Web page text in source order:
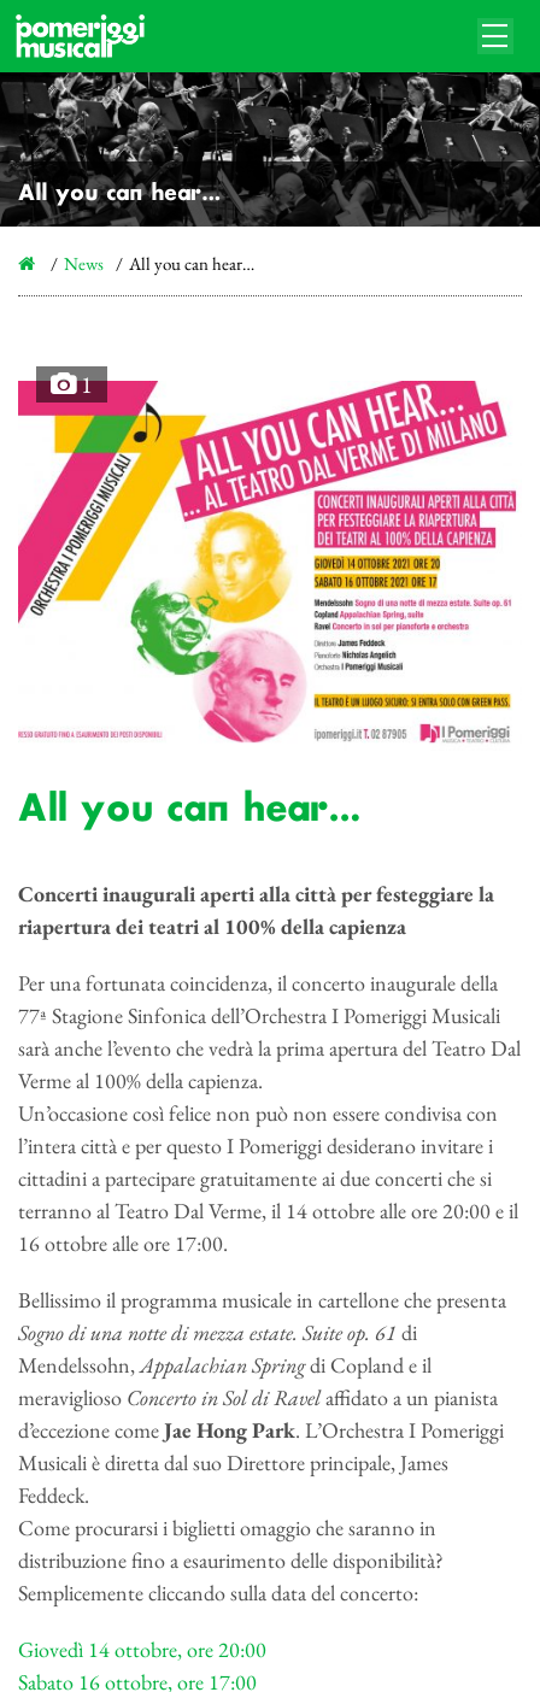
All you can hear…
News All you can hear…
1
All you can hear…
Concerti inaugurali aperti alla città per festeggiare la
riapertura dei teatri al 100% della capienza
Per una fortunata coincidenza, il concerto inaugurale della
77ª Stagione Sinfonica dell’Orchestra I Pomeriggi Musicali
sarà anche l’evento che vedrà la prima apertura del Teatro Dal
Verme al 100% della capienza.
Un’occasione così felice non può non essere condivisa con
l’intera città e per questo I Pomeriggi desiderano invitare i
cittadini a partecipare gratuitamente ai due concerti che si
terranno al Teatro Dal Verme, il 14 ottobre alle ore 20:00 e il
16 ottobre alle ore 17:00.
Bellissimo il programma musicale in cartellone che presenta
Sogno di una notte di mezza estate. Suite op. 61 di
Mendelssohn,Appalachian Springdi Copland e il
meraviglioso Concerto in Sol di Ravelaffidato a un pianista
d’eccezione comeJae Hong Park. L’Orchestra I Pomeriggi
Musicali è diretta dal suo Direttore principale, James
Feddeck.
Come procurarsi i biglietti omaggio che saranno in
distribuzione fino a esaurimento delle disponibilità?
Semplicemente cliccando sulla data del concerto:
Giovedì 14 ottobre, ore 20:00
Sabato 16 ottobre, ore 17:00